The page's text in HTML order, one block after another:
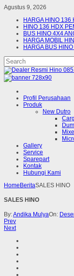
Agustus 9, 2026
HARGA HINO 136
HINO 136 HDX
BUS HINO 4X4
HARGA MOBIL
HARGA BUS
Profil Perusahaan
Produk
New Dutro
Gallery
Service
Sparepart
Kontak
Hubungi Kami
Home BeritaSALES HINO
SALES HINO
By:Andika MulyaOn:
Prev
Next